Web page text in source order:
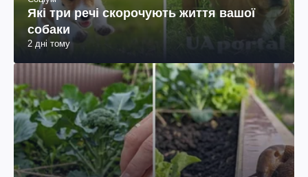
Які три речі скорочують життя вашої
собаки
2 дні тому